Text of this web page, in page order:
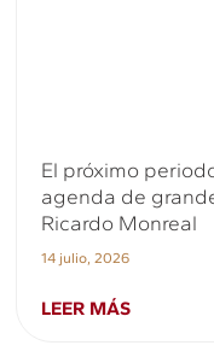
El próximo
agenda de
Ricardo Monreal
14 julio, 2026
LEER MÁS